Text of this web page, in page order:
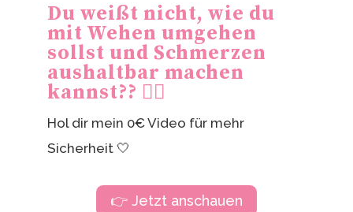
Du weißt nicht, wie du
mit Wehen umgehen
sollst und Schmerzen
aushaltbar machen
kannst?? 😮‍💨
Hol dir mein 0€ Video für mehr
Sicherheit 🤍
👉 Jetzt anschauen